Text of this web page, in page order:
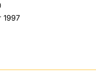
1997